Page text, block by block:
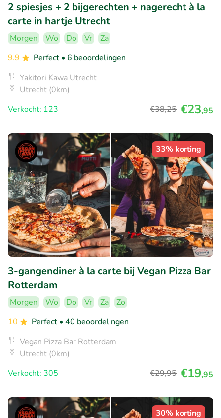
2 spiesjes + 2 bijgerechten + nagerecht à la
carte in hartje Utrecht
Morgen Wo Do Vr
Za
9.9
Perfect • 6 beoordelingen
Yakitori Kawa Utrecht
Utrecht (0km)
Verkocht: 123
€38,25 €23,95
33% korting
3-gangendiner à la carte bij Vegan Pizza Bar
Rotterdam
Morgen Wo Do Vr Za
Zo
10
Perfect • 40 beoordelingen
Vegan Pizza Bar Rotterdam
Utrecht (0km)
Verkocht: 305
€29,95 €19,95
30% korting